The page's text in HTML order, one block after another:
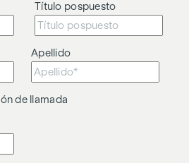
y flexibles
para cualquiera que se
una visita, póngase en
en el teléfono +43 660 4857920.
Título pospuesto
Apellido
de llamada